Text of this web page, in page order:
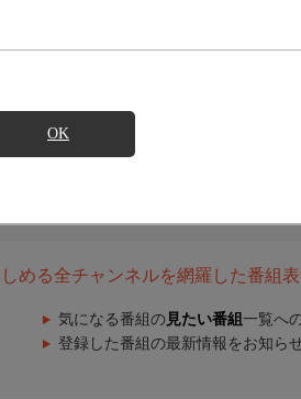
OK
める全チャンネルを網羅した番組表
気になる番組の 見たい番組 一覧へ
登録した番組の最新情報をお知ら